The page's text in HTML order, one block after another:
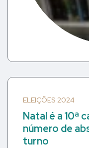
ELEIÇÕES 2024
Natal é a 10ª
número de
turno